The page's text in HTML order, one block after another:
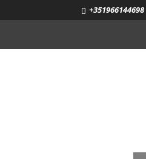
+351966144698